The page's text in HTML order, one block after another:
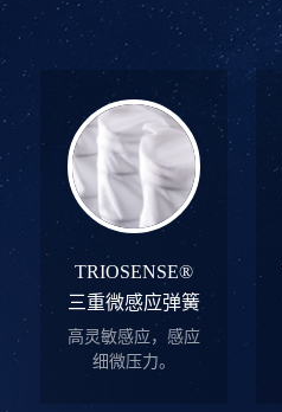
TRIOSENSE®
三重微感应弹簧
高灵敏感应，感应
细微压力。